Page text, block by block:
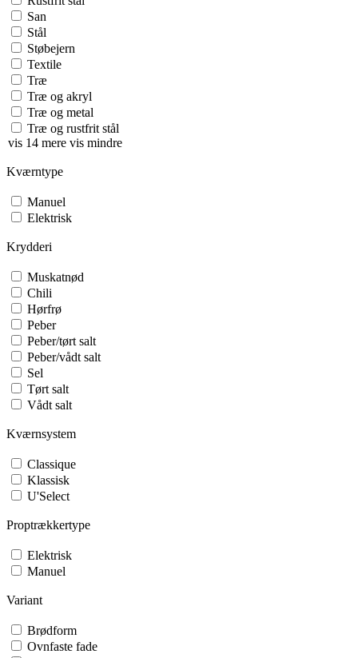
San
Stål
Støbejern
Textile
Træ
Træ og akryl
Træ og metal
Træ og rustfrit stål
vis 14 mere vis mindre
Kværntype
Manuel
Elektrisk
Krydderi
Muskatnød
Chili
Hørfrø
Peber
Peber/tørt salt
Peber/vådt salt
Sel
Tørt salt
Vådt salt
Kværnsystem
Classique
Klassisk
U'Select
Proptrækkertype
Elektrisk
Manuel
Variant
Brødform
Ovnfaste fade